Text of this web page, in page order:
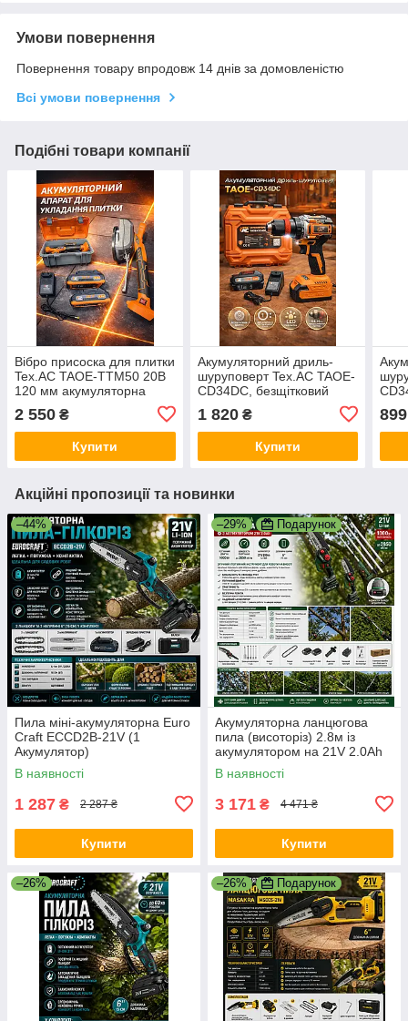
Умови повернення
Повернення товару впродовж 14 днів за домовленістю
Всі умови повернення
Подібні товари компанії
Вібро присоска для плитки
Tex.AC TAOE-TTM50 20В
120 мм акумуляторна
2 550 ₴
Купити
Акумуляторний дриль-
шуруповерт Tex.AC TAOE-
CD34DC, безщітковий
1 820₴
Купити
2
899
Акційні пропозиції та новинки
–44%
Пила міні-акумуляторна Euro
Craft ECCD2B-21V (1
Акумулятор)
В наявності
1 287 ₴ 2 287 ₴
Купити
–29% Подарунок
Акумуляторна ланцюгова
пила (висоторіз) 2.8м із
акумулятором на 21V 2.0Ah
TIREX TRCCSA6-21V
В наявності
3 171 ₴ 4 471 ₴
Купити
–26% –26% Подарунок